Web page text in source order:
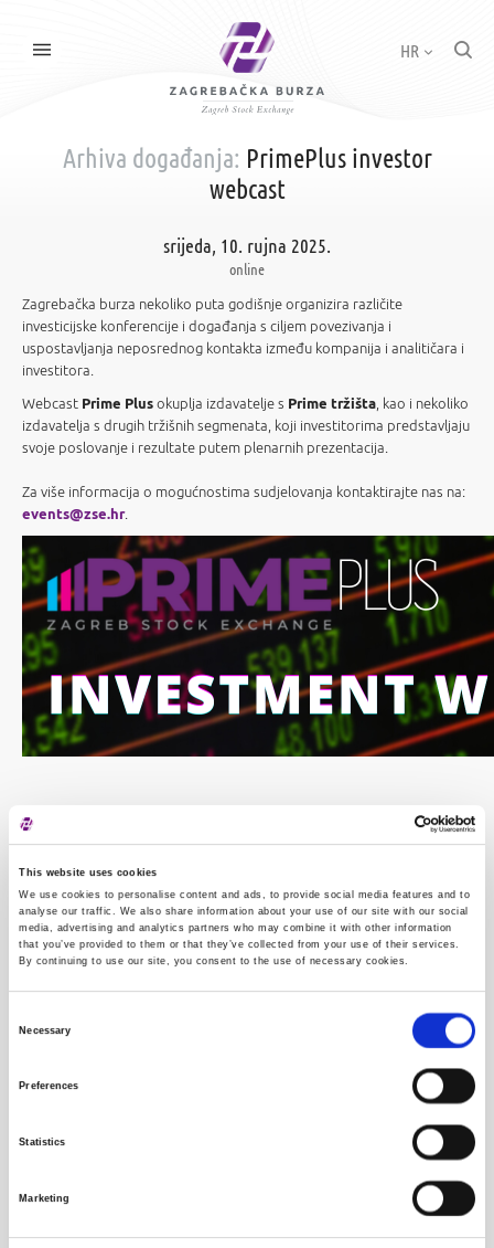
This website uses cookies
We use cookies to personalise content and ads, to provide social media features and to
analyse our traffic. We also share information about your use of our site with our social
media, advertising and analytics partners who may combine it with other information
that you’ve provided to them or that they’ve collected from your use of their services.
By continuing to use our site, you consent to the use of necessary cookies.
Necessary
Preferences
Statistics
Marketing
HR
Arhiva događanja: PrimePlus investor
webcast
srijeda, 10. rujna 2025.
online
Zagrebačka burza nekoliko puta godišnje organizira različite
investicijske konferencije i događanja s ciljem povezivanja i
uspostavljanja neposrednog kontakta između kompanija i analitičara i
investitora.
Webcast Prime Plus okuplja izdavatelje s Prime tržišta , kao i nekoliko
izdavatelja s drugih tržišnih segmenata, koji investitorima predstavljaju
svoje poslovanje i rezultate putem plenarnih prezentacija.
Za više informacija o mogućnostima sudjelovanja kontaktirajte nas na:
events@zse.hr.